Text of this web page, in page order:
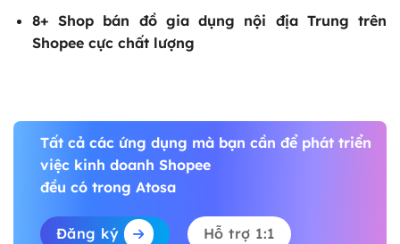
8+ Shop bán đồ gia dụng nội địa Trung trên
Shopeecực chất lượng
Tất cả các ứng dụng mà bạn cần để phát triển
việc kinh doanh Shopee
đều có trong Atosa
Đăng ký Hỗ trợ 1:1